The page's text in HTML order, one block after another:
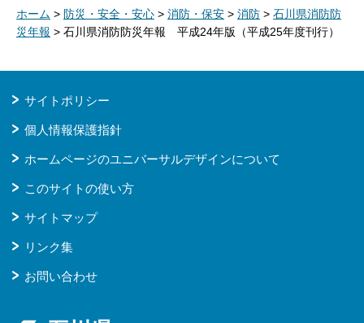
ホーム > 防災・安全・安心 > 消防・保安 > 消防 > 石川県消防防
災年報 > 石川県消防防災年報 平成24年版（平成25年度刊行）
サイトポリシー
個人情報保護指針
ホームページのユニバーサルデザインについて
このサイトの使い方
サイトマップ
リンク集
お問い合わせ